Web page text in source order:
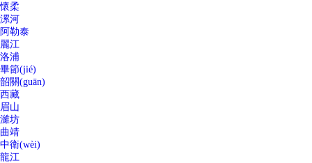
懷柔
漯河
阿勒泰
麗江
洛浦
畢節(jié)
韶關(guān)
西藏
眉山
濰坊
曲靖
中衛(wèi)
龍江